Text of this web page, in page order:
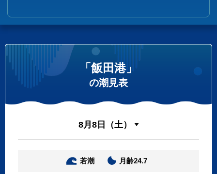
「飯田港」
の潮見表
若潮 月齢24.7